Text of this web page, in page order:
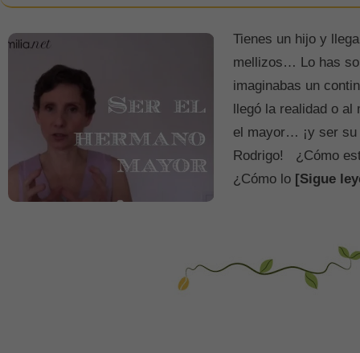
Tienes un hijo y
mellizos… Lo has
imaginabas un
llegó la realidad o
el mayor… ¡y ser su
Rodrigo! ¿Cómo
¿Cómo lo [Sigue